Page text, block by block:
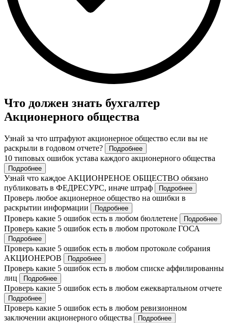
Что должен знать бухгалтер
Акционерного общества
Узнай за что штрафуют акционерное общество если вы не
раскрыли в годовом отчете?
Подробнее
10 типовых ошибок устава каждого акционерного общества
Подробнее
Узнай что каждое АКЦИОНРЕНОЕ ОБЩЕСТВО обязано
публиковать в ФЕДРЕСУРС, иначе штраф
Подробнее
Проверь любое акционерное общество на ошибки в
раскрытии информации
Подробнее
Проверь какие 5 ошибок есть в любом бюллетене Подробнее
Проверь какие 5 ошибок есть в любом протоколе ГОСА
Подробнее
Проверь какие 5 ошибок есть в любом протоколе собрания
АКЦИОНЕРОВ
Подробнее
Проверь какие 5 ошибок есть в любом списке аффилированны
лиц
Подробнее
Проверь какие 5 ошибок есть в любом ежеквартальном отчете
Подробнее
Проверь какие 5 ошибок есть в любом ревизионном
заключении акционерного общества
Подробнее